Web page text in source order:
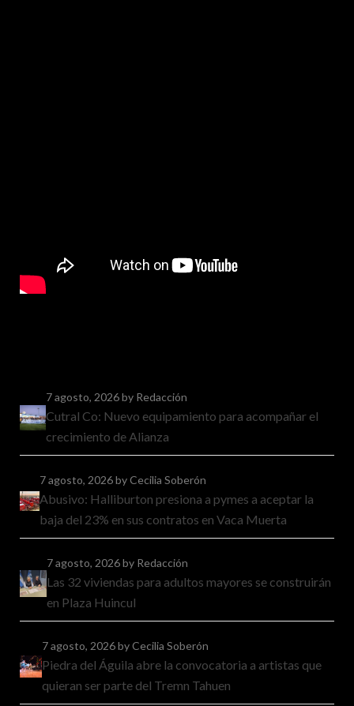
7 agosto, 2026by Redacción
Cutral Co: Nuevo equipamiento para acompañar el
crecimiento de Alianza
7 agosto, 2026by Cecilia Soberón
Abusivo: Halliburton presiona a pymes a aceptar la
baja del 23% en sus contratos en Vaca Muerta
7 agosto, 2026by Redacción
Las 32 viviendas para adultos mayores se construirán
en Plaza Huincul
7 agosto, 2026by Cecilia Soberón
Piedra del Águila abre la convocatoria a artistas que
quieran ser parte del Tremn Tahuen